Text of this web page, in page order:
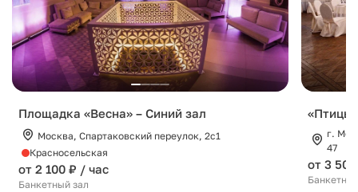
Площадка «Весна» – Синий зал
Москва, Спартаковский переулок, 2с1
Красносельская
от 2 100 ₽ / час
Банкетный зал
«Птицы
г.
47
от 3